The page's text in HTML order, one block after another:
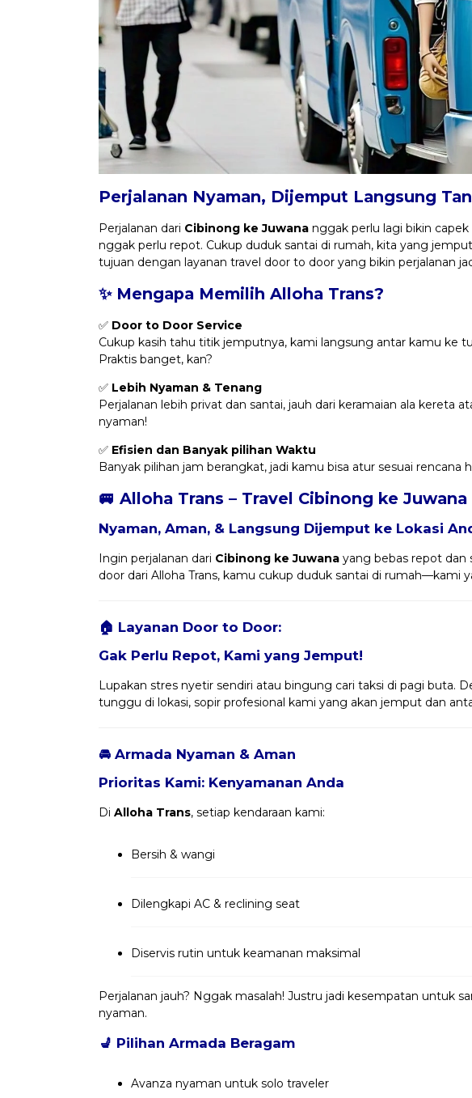
Perjalanan Nyaman, Dijemput Langsung
Perjalanan dari Cibinong ke Juwana nggak perlu lagi bikin
nggak perlu repot. Cukup duduk santai di rumah, kita yang
tujuan dengan layanan travel door to door yang bikin perjalanan
✨ Mengapa Memilih Alloha Trans?
✅ Door to Door Service
Cukup kasih tahu titik jemputnya, kami langsung antar kamu ke
Praktis banget, kan?
✅ Lebih Nyaman & Tenang
Perjalanan lebih privat dan santai, jauh dari keramaian ala kereta
nyaman!
✅ Efisien dan Banyak pilihan Waktu
Banyak pilihan jam berangkat, jadi kamu bisa atur sesuai rencana
🚐 Alloha Trans – Travel Cibinong ke Juwana
Nyaman, Aman, & Langsung Dijemput ke Lokasi
Ingin perjalanan dari Cibinong ke Juwana yang bebas repot dan
door dari Alloha Trans, kamu cukup duduk santai di rumah—kami
🏠 Layanan Door to Door:
Gak Perlu Repot, Kami yang Jemput!
Lupakan stres nyetir sendiri atau bingung cari taksi di pagi buta.
tunggu di lokasi, sopir profesional kami yang akan jemput dan
🚘 Armada Nyaman & Aman
Prioritas Kami: Kenyamanan Anda
Di Alloha Trans, setiap kendaraan kami:
Bersih & wangi
Dilengkapi AC & reclining seat
Diservis rutin untuk keamanan maksimal
Perjalanan jauh? Nggak masalah! Justru jadi kesempatan untuk
nyaman.
💺 Pilihan Armada Beragam
Avanza nyaman untuk solo traveler